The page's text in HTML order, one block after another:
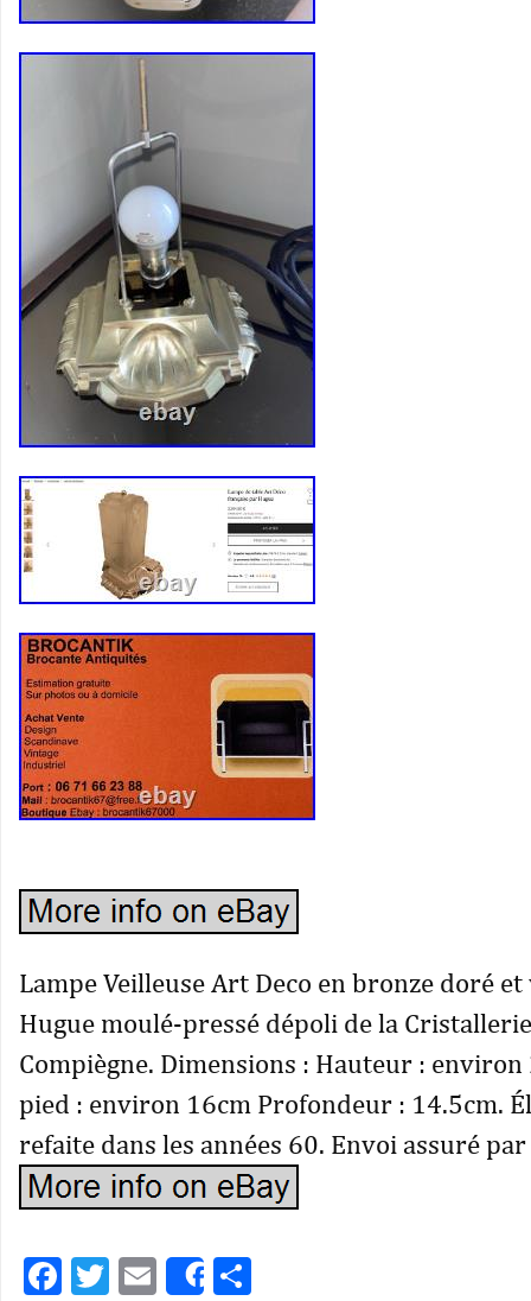
Lampe Veilleuse Art Deco en bronze doré
Hugue moulé-pressé dépoli de la
Compiègne. Dimensions : Hauteur :
pied : environ 16cm Profondeur : 14.5cm.
refaite dans les années 60. Envoi assuré par
Facebook
Twitter
EmailShare